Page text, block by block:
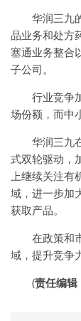
华润三九
品业务和处方
塞通业务整合
子公司。
行业竞争
场份额，而中
华润三九
式双轮驱动，
上继续关注有
域，进一步加
获取产品。
在政策和
域，提升竞争
(责任编辑